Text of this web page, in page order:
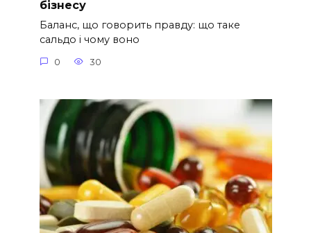
бізнесу
Баланс, що говорить правду: що таке
сальдо і чому воно
0 30